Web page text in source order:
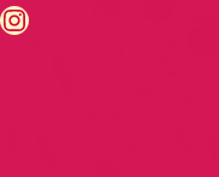
https://www.instagram.com/fmodia.cabofrio/